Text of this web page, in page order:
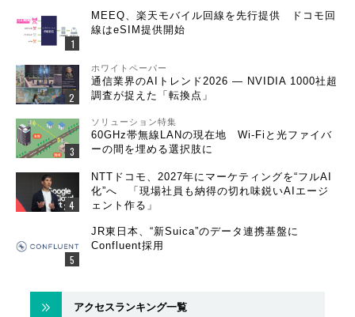
MEEQ、楽天モバイル回線を先行提供 ドコモ回
線はeSIM提供開始
ホワイトペーパー
通信業界のAIトレンド2026 ― NVIDIA 1000社超
調査が捉えた「転換点」
ソリューション特集
60GHz帯無線LANの現在地 Wi-Fiと光ファイバ
ーの間を埋める選択肢に
NTTドコモ、2027年にマーケティングを“フルAI
化”へ 「現場社員も納得の切れ味鋭いAIエージ
ェント作る」
JR東日本、“新Suica”のデータ連携基盤に
Confluent採用
アクセスランキング一覧